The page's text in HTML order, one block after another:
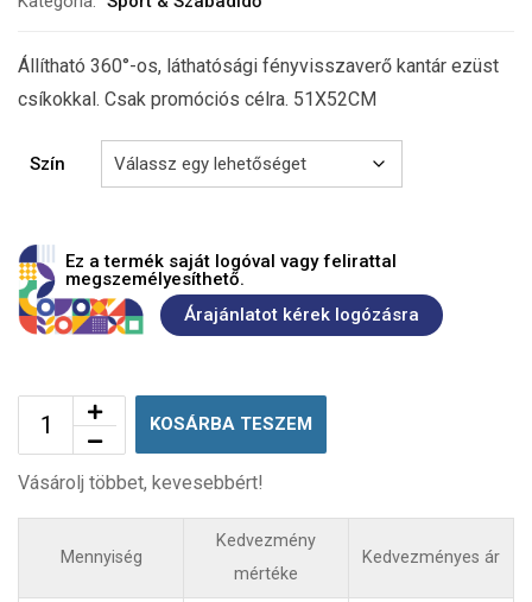
Állítható 360°-os, láthatósági fényvisszaverő kantár ezüst
csíkokkal. Csak promóciós célra. 51X52CM
Szín
Ez a termék saját logóval vagy felirattal
megszemélyesíthető.
Árajánlatot kérek logózásra
KOSÁRBA TESZEM
Vásárolj többet, kevesebbért!
Mennyiség
Kedvezmény
mértéke
Kedvezményes ár